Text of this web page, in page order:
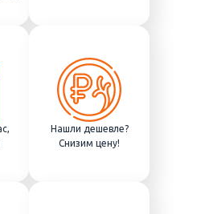
Нашли дешевле?
Снизим цену!